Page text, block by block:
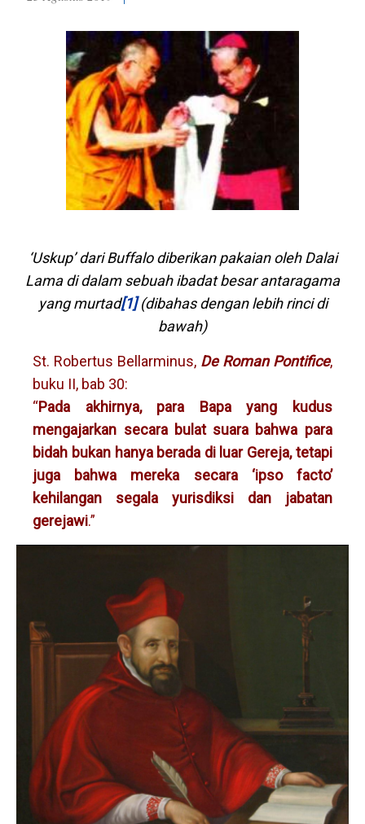
‘Uskup’ dari Buffalo diberikan pakaian oleh Dalai
Lama di dalam sebuah ibadat besar antaragama
yang murtad[1](dibahas dengan lebih rinci di
bawah)
St. Robertus Bellarminus, De Roman Pontifice,
buku II, bab 30:
“Pada akhirnya, para Bapa yang kudus
mengajarkan secara bulat suara bahwa para
bidah bukan hanya berada di luar Gereja, tetapi
juga bahwa mereka secara ‘ipso facto’
kehilangan segala yurisdiksi dan jabatan
gerejawi.”